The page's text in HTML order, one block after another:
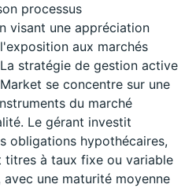
processus
visant une appréciation
aux marchés
stratégie de gestion active
se concentre sur une
du marché
Le gérant investit
obligations hypothécaires,
titres à taux fixe ou variable
une maturité moyenne